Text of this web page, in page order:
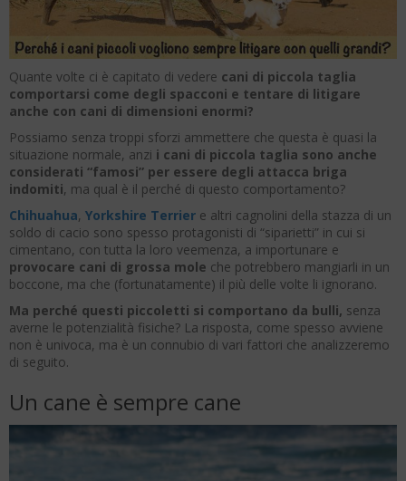
Quante volte ci è capitato di vedere cani di piccola taglia
comportarsi come degli spacconi e tentare di litigare
anche con cani di dimensioni enormi?
Possiamo senza troppi sforzi ammettere che questa è quasi la
situazione normale, anzi i cani di piccola taglia sono anche
considerati “famosi” per essere degli attacca briga
indomiti, ma qual è il perché di questo comportamento?
Chihuahua, Yorkshire Terrier e altri cagnolini della stazza di un
soldo di cacio sono spesso protagonisti di “siparietti” in cui si
cimentano, con tutta la loro veemenza, a importunare e
provocare cani di grossa mole che potrebbero mangiarli in un
boccone, ma che (fortunatamente) il più delle volte li ignorano.
Ma perché questi piccoletti si comportano da bulli, senza
averne le potenzialità fisiche? La risposta, come spesso avviene
non è univoca, ma è un connubio di vari fattori che analizzeremo
di seguito.
Un cane è sempre cane